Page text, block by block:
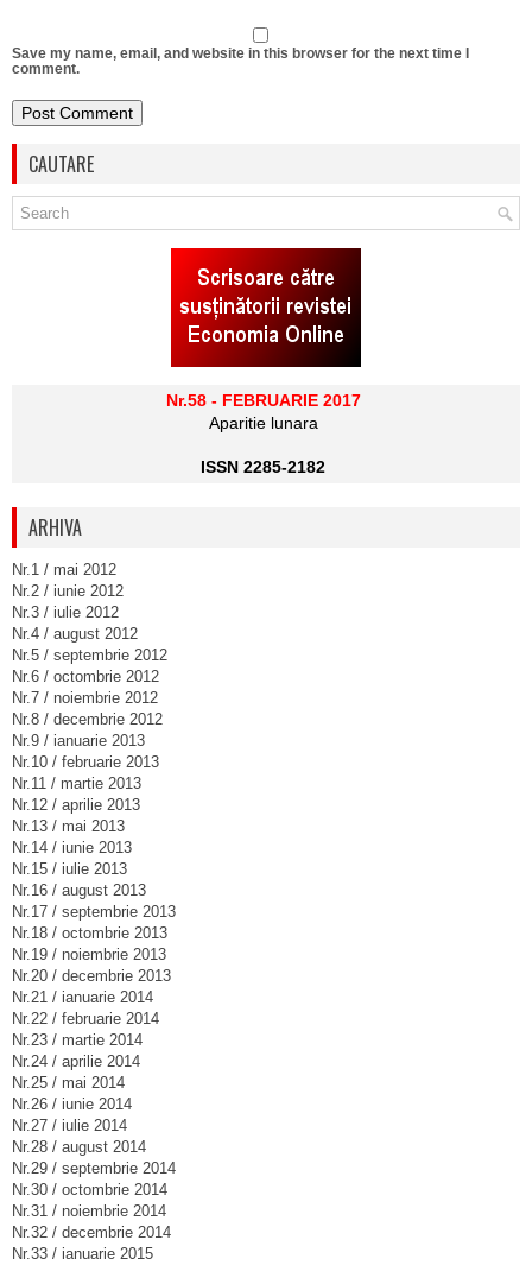
Save my name, email, and website in this browser for the next time I
comment.
CAUTARE
Nr.58 - FEBRUARIE 2017
Aparitie lunara
ISSN 2285-2182
ARHIVA
Nr.1 / mai 2012
Nr.2 / iunie 2012
Nr.3 / iulie 2012
Nr.4 / august 2012
Nr.5 / septembrie 2012
Nr.6 / octombrie 2012
Nr.7 / noiembrie 2012
Nr.8 / decembrie 2012
Nr.9 / ianuarie 2013
Nr.10 / februarie 2013
Nr.11 / martie 2013
Nr.12 / aprilie 2013
Nr.13 / mai 2013
Nr.14 / iunie 2013
Nr.15 / iulie 2013
Nr.16 / august 2013
Nr.17 / septembrie 2013
Nr.18 / octombrie 2013
Nr.19 / noiembrie 2013
Nr.20 / decembrie 2013
Nr.21 / ianuarie 2014
Nr.22 / februarie 2014
Nr.23 / martie 2014
Nr.24 / aprilie 2014
Nr.25 / mai 2014
Nr.26 / iunie 2014
Nr.27 / iulie 2014
Nr.28 / august 2014
Nr.29 / septembrie 2014
Nr.30 / octombrie 2014
Nr.31 / noiembrie 2014
Nr.32 / decembrie 2014
Nr.33 / ianuarie 2015